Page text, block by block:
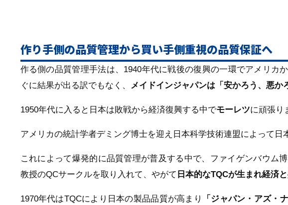
作り手側の品質管理から買い手側重視の品質保証へ
作る側の品質管理手法は、1940年代に戦後の復興の一環でアメリカ
ぐに結果が出る訳でもなく、 メイドインジャパンは「安かろう、悪か
1950年代に入ると日本は敗戦から経済復興する中でモーレツに頑張り
アメリカの統計学者デミング博士を迎え日本科学技術連盟によって日
これによって爆発的に品質管理が普及する中で、ファイゲンバウム
教授のQCサークルを取り入れて、やがて 日本的なTQCが生まれ経済
1970年代はTQCにより日本の製品品質が高まり 「ジャパン・アズ・